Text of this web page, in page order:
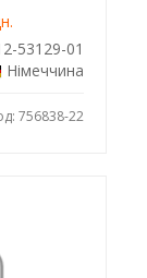
53129-01
Німеччина
756838-22